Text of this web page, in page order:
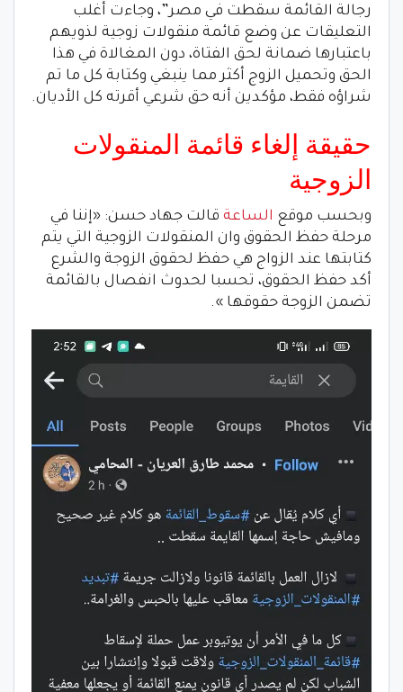
رجالة القائمة سقطت في مصر”، وجاءت أغلب
التعليقات عن وضع قائمة منقولات زوجية لذويهم
باعتبارها ضمانة لحق الفتاة، دون المغالاة في هذا
الحق وتحميل الزوج أكثر مما ينبغي وكتابة كل ما تم
شراؤه فقط، مؤكدين أنه حق شرعي أقرته كل الأديان.
حقيقة إلغاء قائمة المنقولات
الزوجية
وبحسب موقع الساعة قالت جهاد حسن: «إننا في
مرحلة حفظ الحقوق وان المنقولات الزوجية التي يتم
كتابتها عند الزواج هي حفظ لحقوق الزوجة والشرع
أكد حفظ الحقوق، تحسبا لحدوث انفصال بالقائمة
تضمن الزوجة حقوقها ».